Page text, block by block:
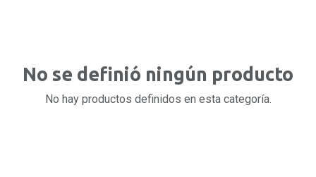
No se definió ningún producto
No hay productos definidos en esta categoría.